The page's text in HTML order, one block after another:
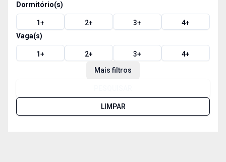
Dormitório(s)
1+ 2+ 3+ 4+
Vaga(s)
1+ 2+ 3+ 4+
Mais filtros
LIMPAR